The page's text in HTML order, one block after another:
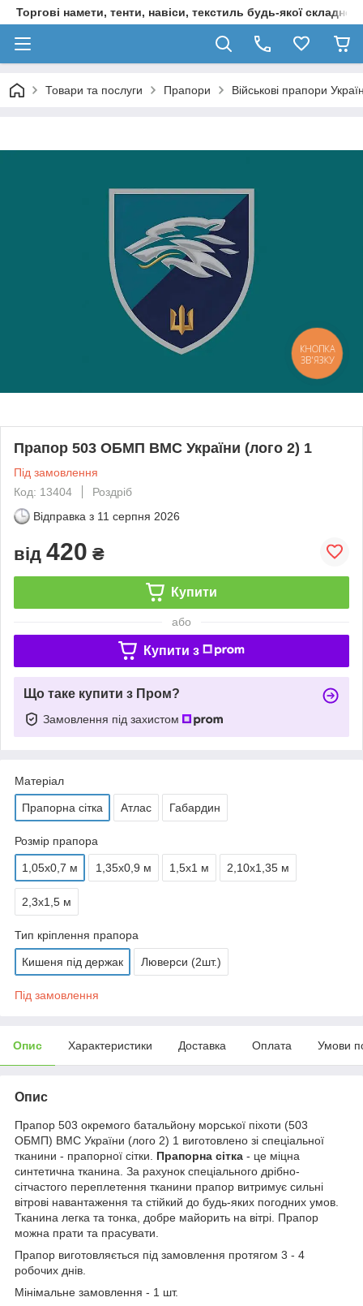
Торгові намети, тенти, навіси, текстиль будь-якої
Товари та послуги Прапори Військові прапори
Прапор 503 ОБМП ВМС України (лого 2) 1
Під замовлення
Код: 13404
Роздріб
Відправка з 11 серпня 2026
від 420 ₴
Купити
або
Купити з
Що таке купити з Пром?
Замовлення під захистом
Матеріал
Прапорна сітка Атлас Габардин
Розмір прапора
1,05х0,7 м 1,35х0,9 м 1,5х1 м 2,10х1,35 м
2,3х1,5 м
Тип кріплення прапора
Кишеня під держак Люверси (2шт.)
Під замовлення
Опис Характеристики Доставка Оплата Умови
Опис
Прапор 503 окремого батальйону морської піхоти (503
ОБМП) ВМС України (лого 2) 1 виготовлено зі спеціальної
тканини - прапорної сітки. Прапорна сітка - це міцна
синтетична тканина. За рахунок спеціального дрібно-
сітчастого переплетення тканини прапор витримує сильні
вітрові навантаження та стійкий до будь-яких погодних умов.
Тканина легка та тонка, добре майорить на вітрі. Прапор
можна прати та прасувати.
Прапор виготовляється під замовлення протягом 3 - 4
робочих днів.
Мінімальне замовлення - 1 шт.
КНОПКА
ЗВ'ЯЗКУ